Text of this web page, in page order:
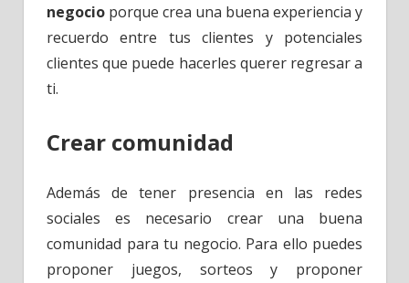
negocio porque crea una buena experiencia y
recuerdo entre tus clientes y potenciales
clientes que puede hacerles querer regresar a
ti.
Crear comunidad
Además de tener presencia en las redes
sociales es necesario crear una buena
comunidad para tu negocio. Para ello puedes
proponer juegos, sorteos y proponer